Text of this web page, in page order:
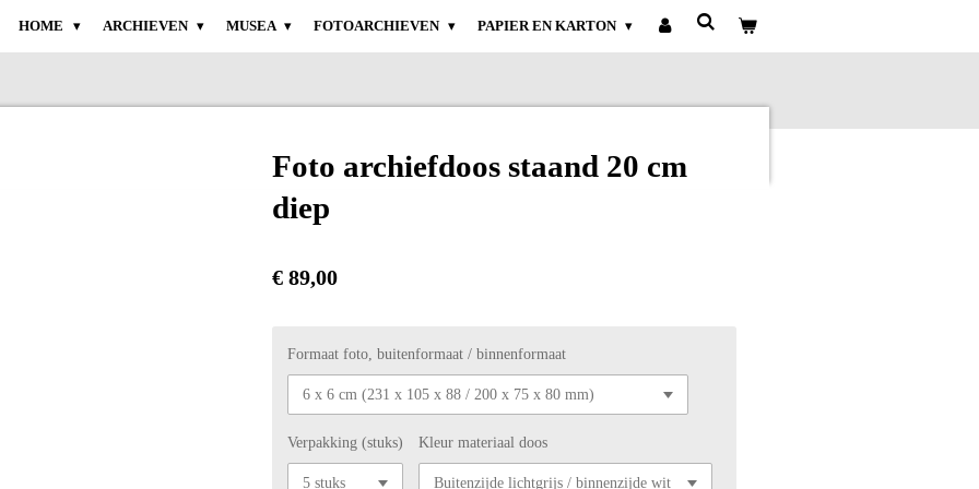
HOME ARCHIEVEN MUSEA FOTOARCHIEVEN PAPIER EN KARTON
Foto archiefdoos staand 20 cm
diep
€ 89,00
Formaat foto, buitenformaat / binnenformaat
Verpakking (stuks) Kleur materiaal doos